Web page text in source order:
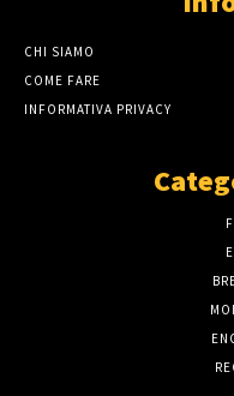
CHI SIAMO
COME FARE
INFORMATIVA PRIVACY